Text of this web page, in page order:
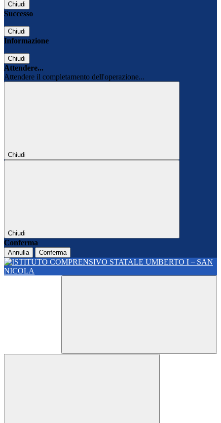
Chiudi
Successo
Chiudi
Informazione
Chiudi
Attendere...
Attendere il completamento dell'operazione...
Chiudi
Chiudi
Conferma
Annulla Conferma